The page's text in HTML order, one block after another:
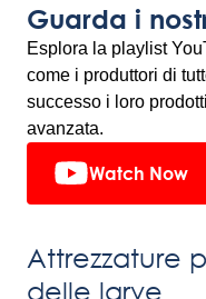
Guarda i
Esplora la playlist
come i produttori di
successo i loro
avanzata.
Watch Now
Attrezzature
delle larve